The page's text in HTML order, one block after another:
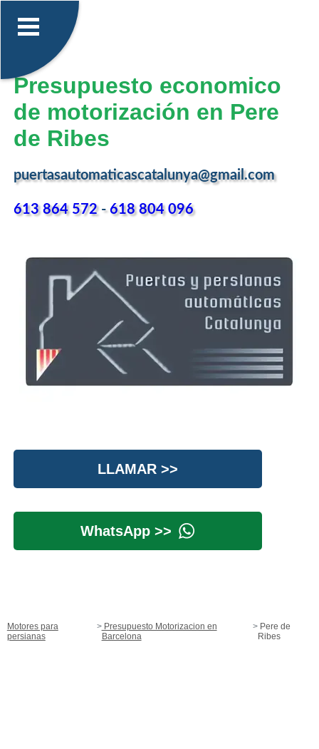
Presupuesto economico
de motorización en Pere
de Ribes
puertasautomaticascatalunya@gmail.com
613 864 572-618 804 096
LLAMAR >>
WhatsApp >>
Motores para
persianas
Presupuesto Motorizacion en
Barcelona
Pere de
Ribes